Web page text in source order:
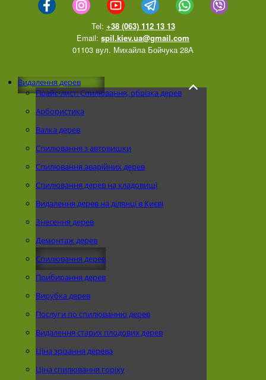
Tel: +38 (063) 112 13 13
Email: spil.kiev.ua@gmail.com
01103 вул. Михайла Бойчука 28А
Видалення дерев
Прайс-лист: Спилювання, обрізка дерев
Арбористика
Валка дерев
Спилювання з автовишки
Спилювання аварійних дерев
Спилювання дерев на кладовищі
Видалення дерев на ділянці в Києві
Знесення дерев
Демонтаж дерев
Спилювання дерев
Прибирання дерев
Вирубка дерев
Послуги по спилюванню дерев
Видалення старих плодових дерев
Ціна зрізання дерева
Ціна спилювання горіху